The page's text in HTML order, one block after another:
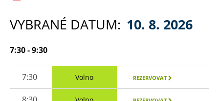
VYBRANÉ DATUM: 10. 8. 2026
7:30 - 9:30
7:30 Volno REZERVOVAT